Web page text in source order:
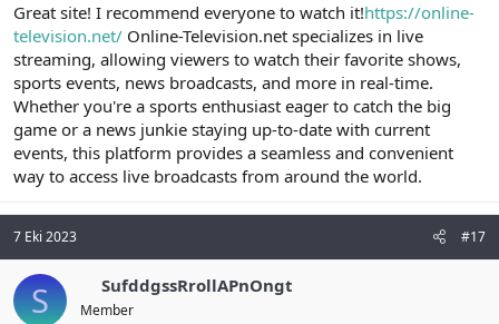
Great site! I recommend everyone to watch it!https://online-
television.net/ Online-Television.net specializes in live
streaming, allowing viewers to watch their favorite shows,
sports events, news broadcasts, and more in real-time.
Whether you're a sports enthusiast eager to catch the big
game or a news junkie staying up-to-date with current
events, this platform provides a seamless and convenient
way to access live broadcasts from around the world.
7 Eki 2023 #17
S SufddgssRrollAPnOngt
Member